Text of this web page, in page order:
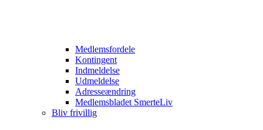
Medlemsfordele
Kontingent
Indmeldelse
Udmeldelse
Adresseændring
Medlemsbladet SmerteLiv
Bliv frivillig